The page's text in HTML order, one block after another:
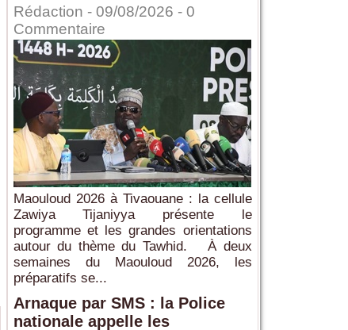
Rédaction - 09/08/2026 - 0
Commentaire
Maouloud 2026 à Tivaouane : la cellule
Zawiya Tijaniyya présente le
programme et les grandes orientations
autour du thème du Tawhid. À deux
semaines du Maouloud 2026, les
préparatifs se...
Arnaque par SMS : la Police
nationale appelle les